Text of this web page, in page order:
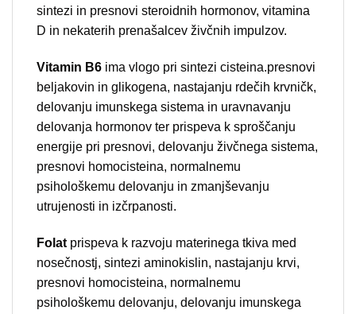
sintezi in presnovi steroidnih hormonov, vitamina
D in nekaterih prenašalcev živčnih impulzov.
Vitamin B6 ima vlogo pri sintezi cisteina.presnovi
beljakovin in glikogena, nastajanju rdečih krvničk,
delovanju imunskega sistema in uravnavanju
delovanja hormonov ter prispeva k sproščanju
energije pri presnovi, delovanju živčnega sistema,
presnovi homocisteina, normalnemu
psihološkemu delovanju in zmanjševanju
utrujenosti in izčrpanosti.
Folat prispeva k razvoju materinega tkiva med
nosečnostj, sintezi aminokislin, nastajanju krvi,
presnovi homocisteina, normalnemu
psihološkemu delovanju, delovanju imunskega